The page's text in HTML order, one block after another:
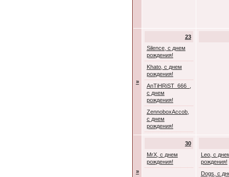
»
23
Silence, с днем
рождения!
Khato, с днем
рождения!
AnTiHRiST_666_,
с днем
рождения!
ZennoboxAccob,
с днем
рождения!
»
30
MrX, с днем
рождения!
Leo, с
рождения!
Dogs, с